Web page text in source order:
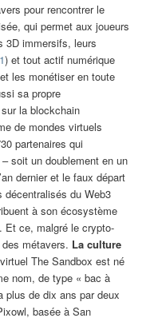
pour rencontrer le
qui permet aux joueurs
3D immersifs, leurs
1) et tout actif numérique
les monétiser en toute
sa propre
la blockchain
de mondes virtuels
partenaires qui
soit un doublement en un
dernier et le faux départ
du Web3
à son écosystème
Et ce, malgré le crypto-
métavers. La culture
The Sandbox est né
nom, de type « bac à
plus de dix ans par deux
basée à San